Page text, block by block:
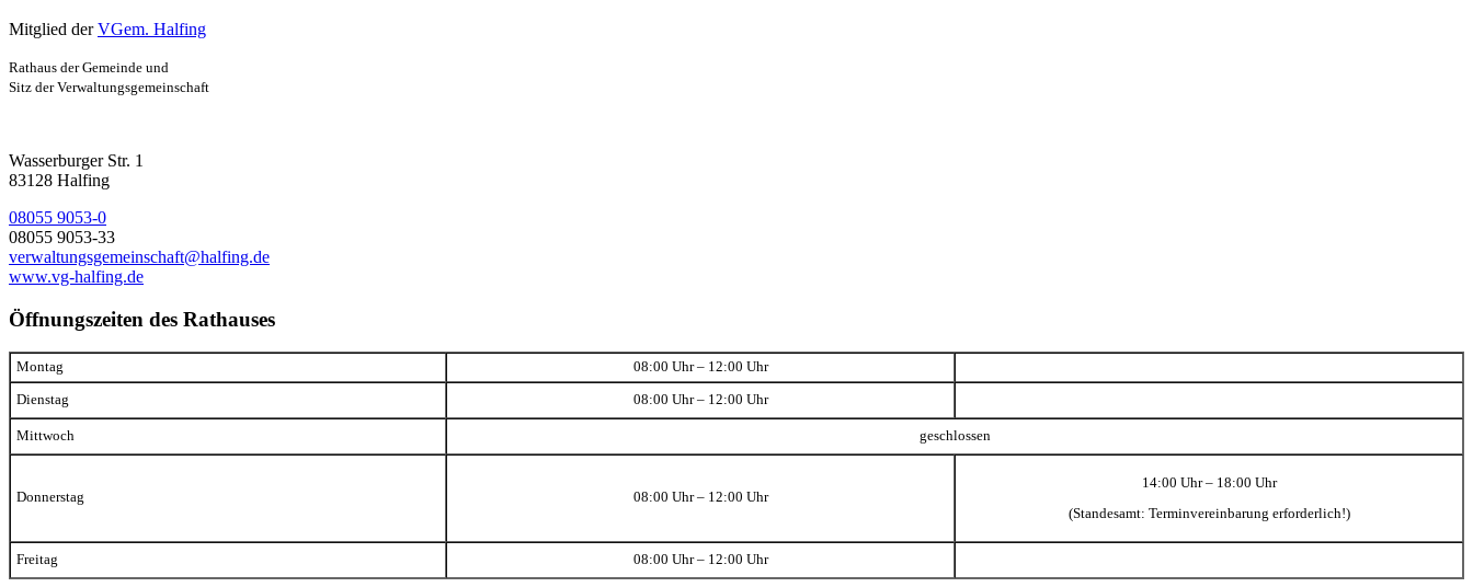
Mitglied derVGem. Halfing
Rathaus der Gemeinde und
Sitz der Verwaltungsgemeinschaft
Wasserburger Str. 1
83128 Halfing
08055 9053-0
08055 9053-33
verwaltungsgemeinschaft@halfing.de
www.vg-halfing.de
Öffnungszeiten des Rathauses
Montag 08:00 Uhr – 12:00 Uhr
Dienstag 08:00 Uhr – 12:00 Uhr
Mittwoch geschlossen
Donnerstag 08:00 Uhr – 12:00 Uhr
14:00 Uhr – 18:00 Uhr
(Standesamt: Terminvereinbarung erforderlich!)
Freitag 08:00 Uhr – 12:00 Uhr